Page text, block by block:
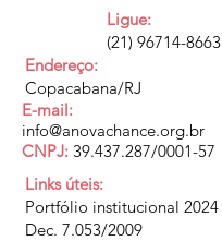
Ligue:
(21) 96714-8663
Endereço:
Copacabana/RJ
E-mail:
info@anovachance.org.br
CNPJ: 39.437.287/0001-57
Links úteis:
Portfólio institucional 2024
Dec. 7.053/2009